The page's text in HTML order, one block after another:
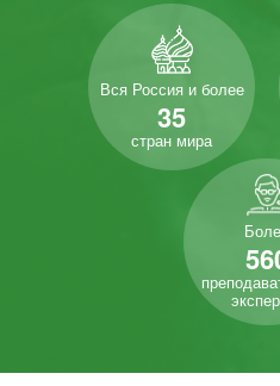
Вся Россия и более
35
стран мира